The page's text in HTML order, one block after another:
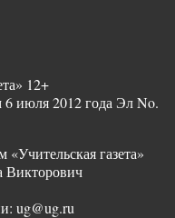
12+
6 июля 2012 года Эл No.
газета»
ug@ug.ru